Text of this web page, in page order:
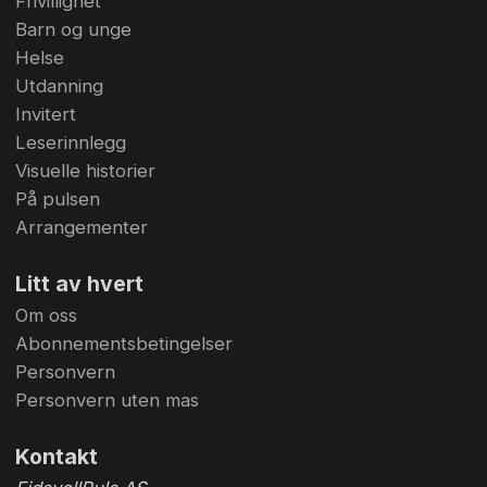
Barn og unge
Helse
Utdanning
Invitert
Leserinnlegg
Visuelle historier
På pulsen
Arrangementer
Litt av hvert
Om oss
Abonnementsbetingelser
Personvern
Personvern uten mas
Kontakt